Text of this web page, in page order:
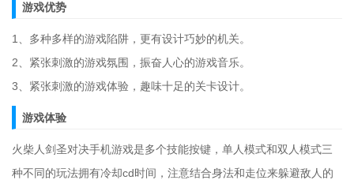
游戏优势
1、多种多样的游戏陷阱，更有设计巧妙的机关。
2、紧张刺激的游戏氛围，振奋人心的游戏音乐。
3、紧张刺激的游戏体验，趣味十足的关卡设计。
游戏体验
火柴人剑圣对决手机游戏是多个技能按键，单人模式和双人模式三
种不同的玩法拥有冷却cd时间，注意结合身法和走位来躲避敌人的